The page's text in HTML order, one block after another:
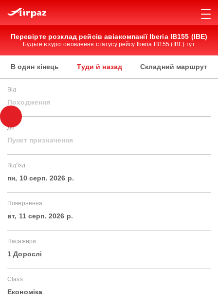
Перевірте розклад рейсів авіакомпанії Iberia IB155 (IBE)
Будьте в курсі оновлення статусу рейсу Iberia IB155 (IBE) тут
В один кінець Туди й назад Складний маршрут
Від
Походження
До
Пункт призначення
Від'їзд
пн, 10 серп. 2026 р.
Повернення
вт, 11 серп. 2026 р.
Пасажири
1 Дорослі
Class
Економіка